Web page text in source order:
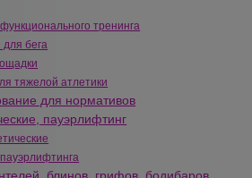
тренинга
бега
тяжелой атлетики
для нормативов
пауэрлифтинг